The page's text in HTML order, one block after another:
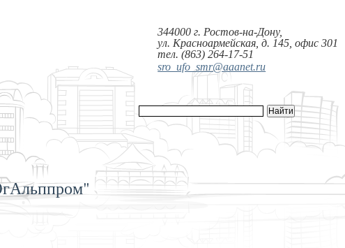
344000 г. Ростов-на-Дону,
ул. Красноармейская, д. 145, офис 301
тел. (863) 264-17-51
sro_ufo_smr@aaanet.ru